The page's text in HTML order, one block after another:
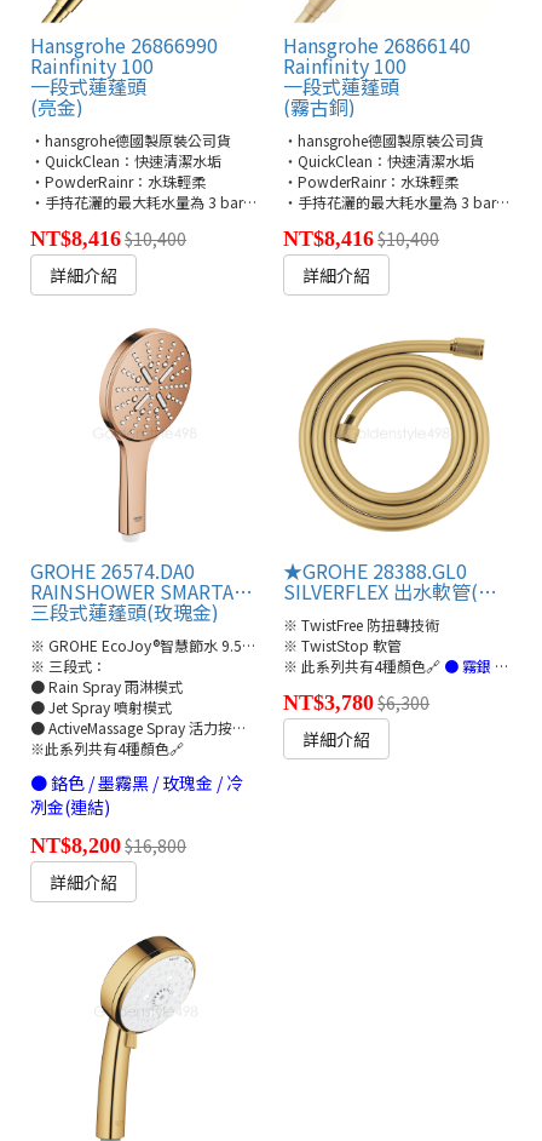
Hansgrohe 26866990
Rainfinity 100
一段式蓮蓬頭
(亮金)
・hansgrohe德國製原裝公司貨
・QuickClean：快速清潔水垢
・PowderRainr：水珠輕柔
・手持花灑的最大耗水量為 3 bar (13.8公升/min)
NT$8,416$10,400
詳細介紹
Hansgrohe 26866140
Rainfinity 100
一段式蓮蓬頭
(霧古銅)
・hansgrohe德國製原裝公司貨
・QuickClean：快速清潔水垢
・PowderRainr：水珠輕柔
・手持花灑的最大耗水量為 3 bar (13.8公升/min)
NT$8,416$10,400
詳細介紹
GROHE 26574.DA0
RAINSHOWER SMARTACTIVE 130
三段式蓮蓬頭(玫瑰金)
※ GROHE EcoJoy®智慧節水 9.5L/分
※ 三段式：
● Rain Spray 雨淋模式
● Jet Spray 噴射模式
● ActiveMassage Spray 活力按摩模式
※此系列共有4種顏色🔗
● 鉻色 / 墨霧黑 / 玫瑰金 / 冷
冽金(連結)
NT$8,200$16,800
詳細介紹
★GROHE 28388.GL0
SILVERFLEX 出水軟管(冷冽金 /175cm)
※ TwistFree 防扭轉技術
※ TwistStop 軟管
※ 此系列共有4種顏色🔗 ● 霧銀 / 墨耀黑 / 玫瑰金 / 冷冽金(連結)
NT$3,780$6,300
詳細介紹